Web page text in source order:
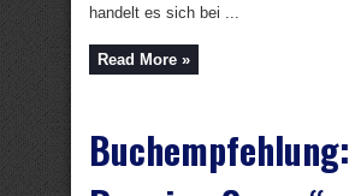
handelt es sich bei ...
Read More »
Buchempfehlung: